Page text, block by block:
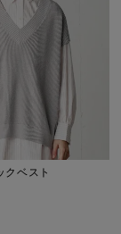
ベスト